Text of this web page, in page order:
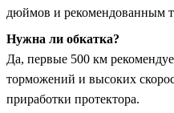
дюймов и рекомендованным
Нужна ли обкатка?
Да, первые 500 км
торможений и высоких
приработки протектора.